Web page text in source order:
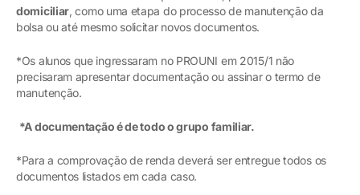
domiciliar, como uma etapa do processo de manutenção da
bolsa ou até mesmo solicitar novos documentos.
*Os alunos que ingressaram no PROUNI em 2015/1 não
precisaram apresentar documentação ou assinar o termo de
manutenção.
*A documentação é de todo o grupo familiar.
*Para a comprovação de renda deverá ser entregue todos os
documentos listados em cada caso.